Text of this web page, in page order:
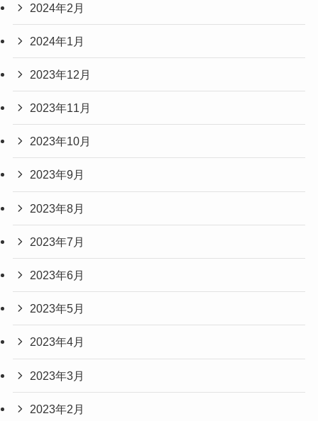
2024年2月
2024年1月
2023年12月
2023年11月
2023年10月
2023年9月
2023年8月
2023年7月
2023年6月
2023年5月
2023年4月
2023年3月
2023年2月